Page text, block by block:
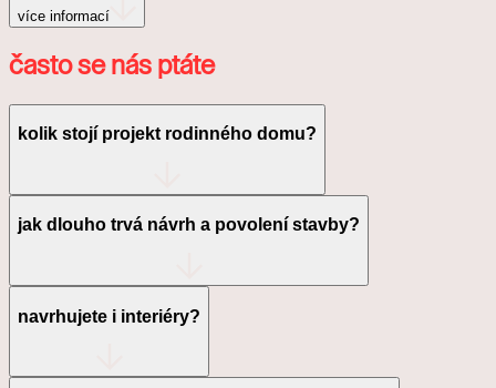
více informací
často se nás ptáte
kolik stojí projekt rodinného domu?
jak dlouho trvá návrh a povolení stavby?
navrhujete i interiéry?